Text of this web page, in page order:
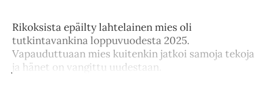
Rikoksista epäilty lahtelainen mies oli
tutkintavankina loppuvuodesta 2025.
Vapauduttuaan mies kuitenkin jatkoi samoja tekoja
ja hänet on vangittu uudestaan.